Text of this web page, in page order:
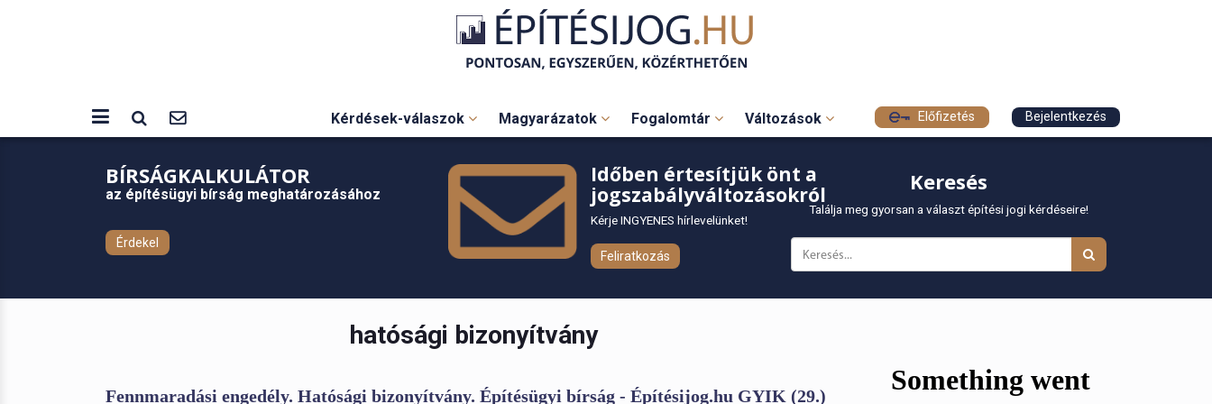
Kérdések-válaszok Magyarázatok Fogalomtár Változások Előfizetés Bejelentkezés
BÍRSÁGKALKULÁTOR
az építésügyi bírság meghatározásához
Érdekel
Időben értesítjük önt a
jogszabályváltozásokról
Kérje INGYENES hírlevelünket!
Feliratkozás
Keresés
Találja meg gyorsan a választ építési jogi kérdéseire!
hatósági bizonyítvány
Fennmaradási engedély. Hatósági bizonyítvány. Építésügyi bírság - Építésijog.hu GYIK (29.)